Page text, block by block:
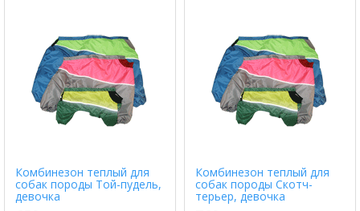
Комбинезон теплый для
собак породы Той-пудель,
девочка
Комбинезон теплый для
собак породы Скотч-
терьер, девочка